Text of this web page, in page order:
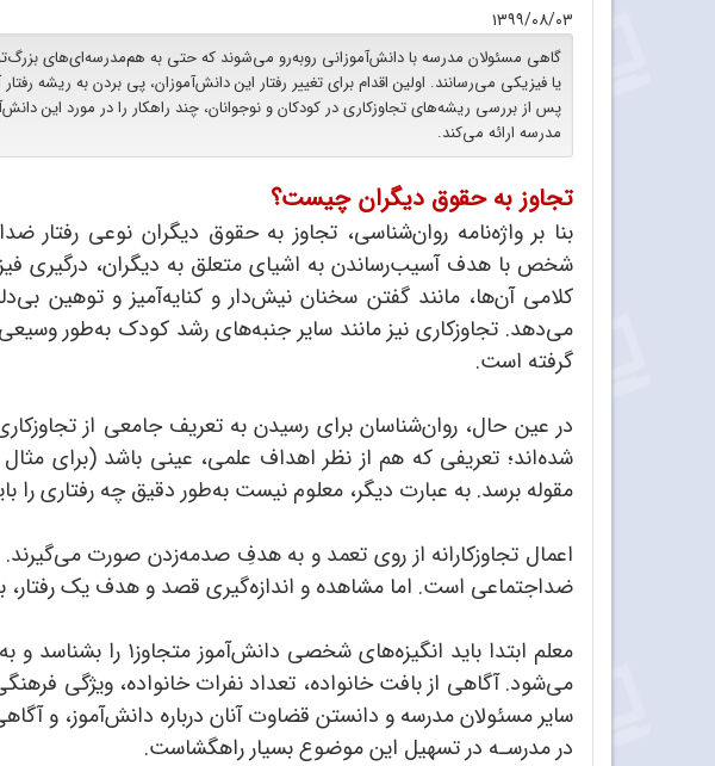
۱۳۹۹/۰۸/۰۳
گاهی مسئولان مدرسه با دانش‌آموزانی روبه‌رو می‌شوند که حتی به هم‌مدرسه‌ای‌های بزرگ‌تر
یا فیزیکی می‌رسانند. اولین اقدام برای تغییر رفتار این دانش‌آموزان، پی بردن به ریشه
پس از بررسی ریشه‌های تجاوزکاری در کودکان و نوجوانان، چند راهکار را در مورد این
مدرسه ارائه می‌کند.
تجاوز به حقوق دیگران چیست؟
بنا بر واژه‌نامه روان‌شناسی، تجاوز به حقوق دیگران نوعی رفتار
شخص با هدف آسیب‌رساندن به اشیای متعلق به دیگران، درگیری
کلامی آن‌ها، مانند گفتن سخنان نیش‌دار و کنایه‌آمیز و توهین
می‌دهد. تجاوزکاری نیز مانند سایر جنبه‌های رشد کودک به‌طور وسیعی
گرفته است.
در عین حال، روان‌شناسان برای رسیدن به تعریف جامعی از
شده‌اند؛ تعریفی که هم از نظر اهداف علمی، عینی باشد (برای
مقوله برسد. به عبارت دیگر، معلوم نیست به‌طور دقیق چه رفتاری را
اعمال تجاوزکارانه از روی تعمد و به هدفِ صدمه‌زدن صورت
ضداجتماعی است. اما مشاهده و اندازه‌گیری قصد و هدف یک رفتار،
معلم ابتدا باید
می‌شود. آگاهی از بافت خانواده، تعداد نفرات خانواده، ویژگی
سایر مسئولان مدرسه و دانستن قضاوت آنان درباره دانش‌آموز، و
در مدرسـه در تسهیل این موضوع بسیار راهگشاست.